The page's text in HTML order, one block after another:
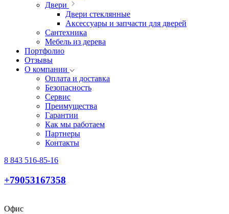
Двери
Двери стеклянные
Аксессуары и запчасти для дверей
Сантехника
Мебель из дерева
Портфолио
Отзывы
О компании
Оплата и доставка
Безопасность
Сервис
Преимущества
Гарантии
Как мы работаем
Партнеры
Контакты
8 843 516-85-16
+79053167358
Офис